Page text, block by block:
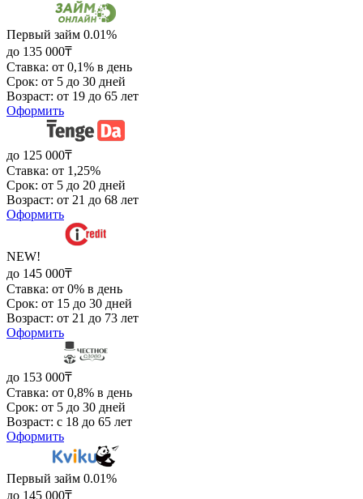
Первый займ 0.01%
до 135 000₸
Ставка: от 0,1% в день
Срок: от 5 до 30 дней
Возраст: от 19 до 65 лет
Оформить
до 125 000₸
Ставка: от 1,25%
Срок: от 5 до 20 дней
Возраст: от 21 до 68 лет
Оформить
NEW!
до 145 000₸
Ставка: от 0% в день
Срок: от 15 до 30 дней
Возраст: от 21 до 73 лет
Оформить
до 153 000₸
Ставка: от 0,8% в день
Срок: от 5 до 30 дней
Возраст: с 18 до 65 лет
Оформить
Первый займ 0.01%
до 145 000₸